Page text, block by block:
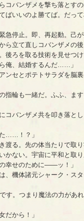
バンザメを撃ち落とすの
いいのよ勝てば。だっ
急停止。即、再起動。己
ら立て直しコバンザメの
後ろを取る技術を見せつ
俺、結婚するんだ……」
ンセとポテトサラダを脳
指輪も一緒だ。ふふ、ま
コバンザメ共を叩き落と
……！？」
渡る。先の体当たりで取り
ない。宇宙に平和と取り
幸せのために――ッ！」
機体諸元シャーク・スタ
す。つまり魔法の力があ
だから！」